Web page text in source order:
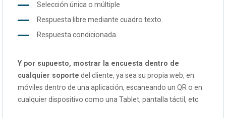
Selección única o múltiple
Respuesta libre mediante cuadro texto.
Respuesta condicionada.
Y por supuesto, mostrar la encuesta dentro de
cualquier soporte del cliente, ya sea su propia web, en
móviles dentro de una aplicación, escaneando un QR o en
cualquier dispositivo como una Tablet, pantalla táctil, etc.